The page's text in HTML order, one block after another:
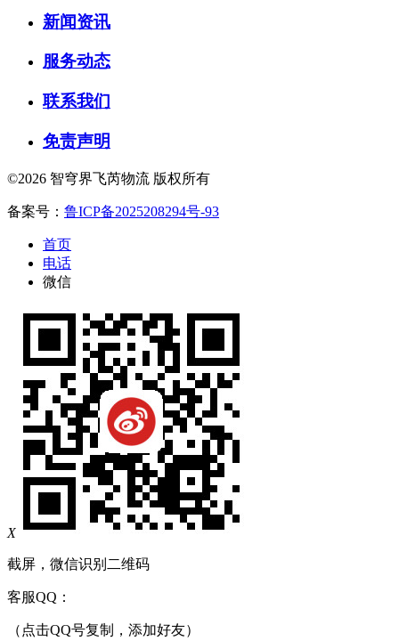
新闻资讯
服务动态
联系我们
免责声明
©2026 智穹界飞芮物流 版权所有
备案号： 鲁ICP备2025208294号-93
首页
电话
微信
X
截屏，微信识别二维码
客服QQ：
（点击QQ号复制，添加好友）